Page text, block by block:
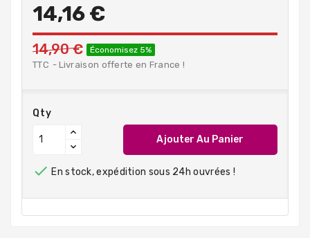
14,16 €
14,90 € Économisez 5%
TTC Livraison offerte en France !
Qty
Ajouter Au Panier
 En stock, expédition sous 24h ouvrées !